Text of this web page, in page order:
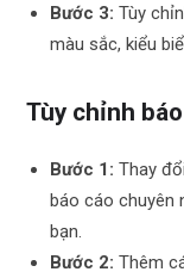
Bước 3: Tùy
màu sắc, kiểu
Tùy chỉnh
Bước 1: Thay
báo cáo chuyên
bạn.
Bước 2: Thêm